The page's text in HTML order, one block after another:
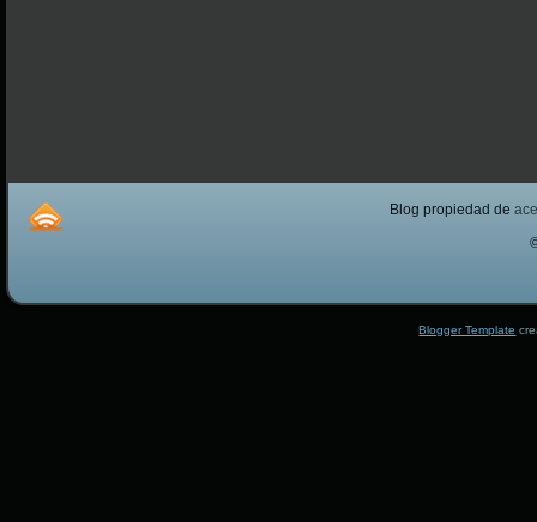
Blog propiedad de
Blogger Template